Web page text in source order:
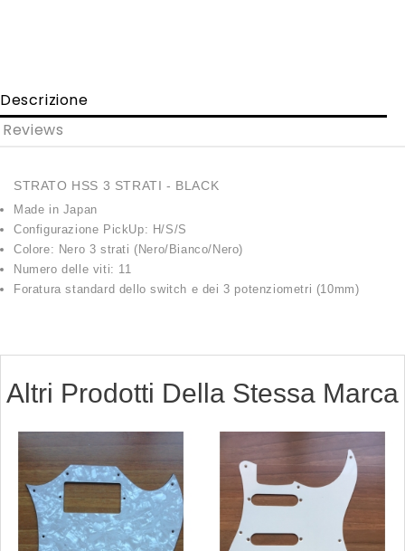
Descrizione
Reviews
STRATO HSS 3 STRATI - BLACK
Made in Japan
Configurazione PickUp: H/S/S
Colore: Nero 3 strati (Nero/Bianco/Nero)
Numero delle viti: 11
Foratura standard dello switch e dei 3 potenziometri (10mm)
Altri Prodotti Della Stessa Marca